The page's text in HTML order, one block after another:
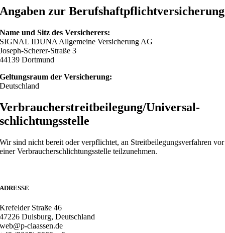
Angaben zur Berufs­haftpflicht­versicherung
Name und Sitz des Versicherers:
SIGNAL IDUNA Allgemeine Versicherung AG
Joseph-Scherer-Straße 3
44139 Dortmund
Geltungsraum der Versicherung:
Deutschland
Verbraucher­streit­beilegung/Universal­
schlichtungs­stelle
Wir sind nicht bereit oder verpflichtet, an Streitbeilegungsverfahren vor
einer Verbraucherschlichtungsstelle teilzunehmen.
ADRESSE
Krefelder Straße 46
47226 Duisburg, Deutschland
web@p-claassen.de